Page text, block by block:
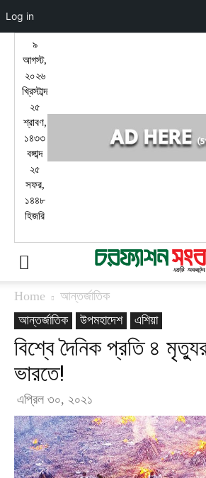
৯
আগস্ট,
২০২৬
খ্রিস্টাব্দ
২৫
শ্রাবণ,
১৪৩৩
বঙ্গাব্দ
২৫
সফর,
১৪৪৮
হিজরি
Home
আন্তর্জাতিক
আন্তর্জাতিক
উপমহাদেশ এশিয়া
বিশ্বে দৈনিক প্রতি ৪
ভারতে!
এপ্রিল ৩০, ২০২১
Log in